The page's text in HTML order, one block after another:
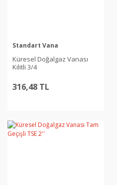
Standart Vana
Küresel Doğalgaz Vanası
Kilitli 3/4
316,48 TL